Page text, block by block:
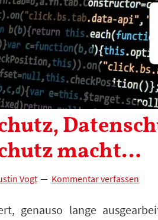
macht…
Vogt Kommentar verfassen
genauso lange